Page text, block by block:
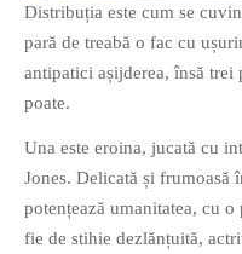
Distribuția este cum se
pară de treabă o fac cu
antipatici așijderea, însă trei
poate.
Una este eroina, jucată cu
Jones. Delicată și
potențează umanitatea, cu
fie de stihie dezlănțuită,